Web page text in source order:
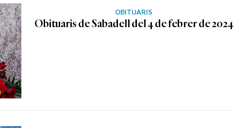
OBITUARIS
Obituaris de Sabadell del 4 de febrer de 2024